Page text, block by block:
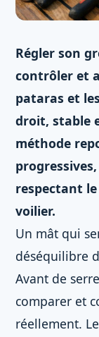
Régler son
contrôler et
pataras et
droit, stable
méthode
respectant
voilier.
Un mât qui
déséquilibre
Avant de
comparer et
réellement.